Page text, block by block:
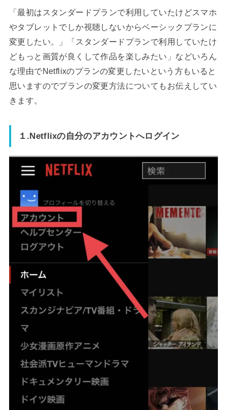
「最初はスタンダードプランで利用していたけどスマホ
やタブレットでしか視聴しないからベーシックプランに
変更したい。」「スタンダードプランで利用していたけ
どもっと画質が良くして作品を楽しみたい」などいろん
な理由でNetflixのプランの変更したいという方もいると
思いますのでプランの変更方法についてもお伝えしてい
きます。
１.Netflixの自分のアカウントへログイン